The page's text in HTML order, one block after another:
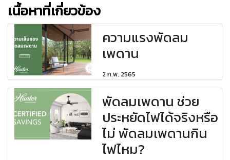
เนื้อหาที่เกี่ยวข้อง
ความแรงพัดลม
เพดาน
2 ก.พ. 2565
พัดลมเพดาน ช่วย
ประหยัดไฟได้จริงหรือ
ไม่ พัดลมเพดานกิน
ไฟไหม?